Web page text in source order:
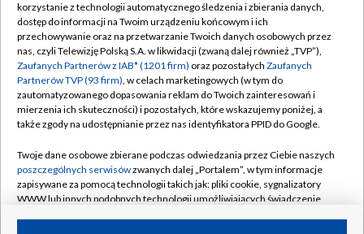
TVP
Abonament TVP
Emisja w TVP
Centrum informacji TVP
Naziemna Telewizja Cyfrowa
Rada Programowa
System NOS
Informacje o nadawcy
Regulamin TVP
Polityka prywatności
Moje zgody
Pomoc
Kontakt
Kanały
korzystanie z technologii automatycznego śledzenia i zbierania danych,
dostęp do informacji na Twoim urządzeniu końcowym i ich
przechowywanie oraz na przetwarzanie Twoich danych osobowych przez
nas, czyli Telewizję Polską S.A. w likwidacji (zwaną dalej również „TVP”),
Zaufanych Partnerów z IAB* (1201 firm) oraz pozostałych Zaufanych
Partnerów TVP (93 firm), w celach marketingowych (w tym do
zautomatyzowanego dopasowania reklam do Twoich zainteresowań i
mierzenia ich skuteczności) i pozostałych, które wskazujemy poniżej, a
także zgody na udostępnianie przez nas identyfikatora PPID do Google.
Twoje dane osobowe zbierane podczas odwiedzania przez Ciebie naszych
poszczególnych serwisówzwanych dalej „Portalem”, w tym informacje
zapisywane za pomocą technologii takich jak: pliki cookie, sygnalizatory
WWW lub innych podobnych technologii umożliwiających świadczenie